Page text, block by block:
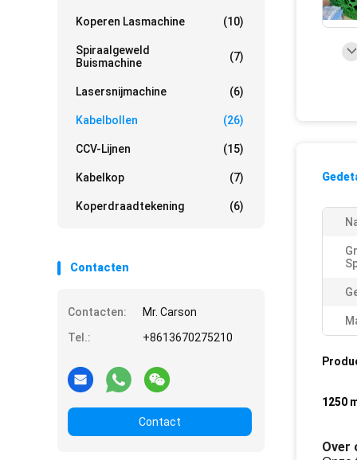
Koperen Lasmachine (10)
Spiraalgeweld
Buismachine
(7)
Lasersnijmachine (6)
Kabelbollen (26)
CCV-Lijnen (15)
Kabelkop (7)
Koperdraadtekening (6)
Contacten
Contacten:
Mr. Carson
Tel.:
+8613670275210
Contact
1250
Over